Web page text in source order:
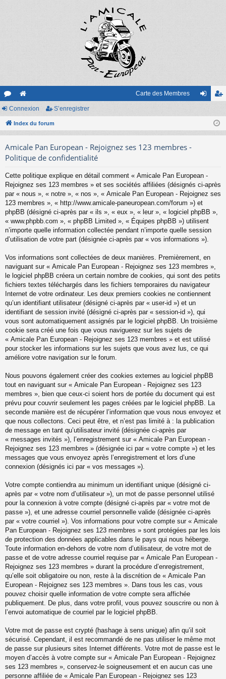
or
u
s
e
sit
Carte des Membres
nr
r
Connexion S’enregistrer
Index du forum
Amicale Pan European - Rejoignez ses 123 membres -
Politique de confidentialité
Cette politique explique en détail comment « Amicale Pan European -
Rejoignez ses 123 membres » et ses sociétés affiliées (désignés ci-après
par « nous », « notre », « nos », « Amicale Pan European - Rejoignez ses
123 membres », « http://www.amicale-paneuropean.com/forum ») et
phpBB (désigné ci-après par « ils », « eux », « leur », « logiciel phpBB »,
« www.phpbb.com », « phpBB Limited », « Équipes phpBB ») utilisent
n’importe quelle information collectée pendant n’importe quelle session
d’utilisation de votre part (désignée ci-après par « vos informations »).
Vos informations sont collectées de deux manières. Premièrement, en
naviguant sur « Amicale Pan European - Rejoignez ses 123 membres »,
le logiciel phpBB créera un certain nombre de cookies, qui sont des petits
fichiers textes téléchargés dans les fichiers temporaires du navigateur
Internet de votre ordinateur. Les deux premiers cookies ne contiennent
qu’un identifiant utilisateur (désigné ci-après par « user-id ») et un
identifiant de session invité (désigné ci-après par « session-id »), qui
vous sont automatiquement assignés par le logiciel phpBB. Un troisième
cookie sera créé une fois que vous naviguerez sur les sujets de
« Amicale Pan European - Rejoignez ses 123 membres » et est utilisé
pour stocker les informations sur les sujets que vous avez lus, ce qui
améliore votre navigation sur le forum.
Nous pouvons également créer des cookies externes au logiciel phpBB
tout en naviguant sur « Amicale Pan European - Rejoignez ses 123
membres », bien que ceux-ci soient hors de portée du document qui est
prévu pour couvrir seulement les pages créées par le logiciel phpBB. La
seconde manière est de récupérer l’information que vous nous envoyez et
que nous collectons. Ceci peut être, et n’est pas limité à : la publication
de message en tant qu’utilisateur invité (désignée ci-après par
« messages invités »), l’enregistrement sur « Amicale Pan European -
Rejoignez ses 123 membres » (désignée ici par « votre compte ») et les
messages que vous envoyez après l’enregistrement et lors d’une
connexion (désignés ici par « vos messages »).
Votre compte contiendra au minimum un identifiant unique (désigné ci-
après par « votre nom d’utilisateur »), un mot de passe personnel utilisé
pour la connexion à votre compte (désigné ci-après par « votre mot de
passe »), et une adresse courriel personnelle valide (désignée ci-après
par « votre courriel »). Vos informations pour votre compte sur « Amicale
Pan European - Rejoignez ses 123 membres » sont protégées par les lois
de protection des données applicables dans le pays qui nous héberge.
Toute information en-dehors de votre nom d’utilisateur, de votre mot de
passe et de votre adresse courriel requise par « Amicale Pan European -
Rejoignez ses 123 membres » durant la procédure d’enregistrement,
qu’elle soit obligatoire ou non, reste à la discrétion de « Amicale Pan
European - Rejoignez ses 123 membres ». Dans tous les cas, vous
pouvez choisir quelle information de votre compte sera affichée
publiquement. De plus, dans votre profil, vous pouvez souscrire ou non à
l’envoi automatique de courriel par le logiciel phpBB.
Votre mot de passe est crypté (hashage à sens unique) afin qu’il soit
sécurisé. Cependant, il est recommandé de ne pas utiliser le même mot
de passe sur plusieurs sites Internet différents. Votre mot de passe est le
moyen d’accès à votre compte sur « Amicale Pan European - Rejoignez
ses 123 membres », conservez-le soigneusement et en aucun cas une
personne affiliée de « Amicale Pan European - Rejoignez ses 123